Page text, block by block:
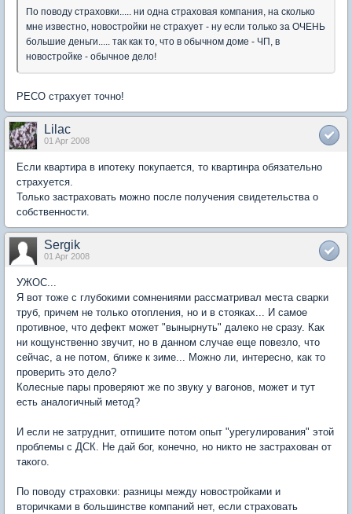
По поводу страховки..... ни одна страховая компания, на сколько
мне известно, новостройки не страхует - ну если только за ОЧЕНЬ
большие деньги..... так как то, что в обычном доме - ЧП, в
новостройке - обычное дело!
РЕСО страхует точно!
Lilac
01 Apr 2008
Если квартира в ипотеку покупается, то квартинра обязательно
страхуется.
Только застраховать можно после получения свидетельства о
собственности.
Sergik
01 Apr 2008
УЖОС...
Я вот тоже с глубокими сомнениями рассматривал места сварки
труб, причем не только отопления, но и в стояках... И самое
противное, что дефект может "вынырнуть" далеко не сразу. Как
ни кощунственно звучит, но в данном случае еще повезло, что
сейчас, а не потом, ближе к зиме... Можно ли, интересно, как то
проверить это дело?
Колесные пары проверяют же по звуку у вагонов, может и тут
есть аналогичный метод?
И если не затруднит, отпишите потом опыт "урегулирования" этой
проблемы с ДСК. Не дай бог, конечно, но никто не застрахован от
такого.
По поводу страховки: разницы между новостройками и
вторичками в большинстве компаний нет, если страховать